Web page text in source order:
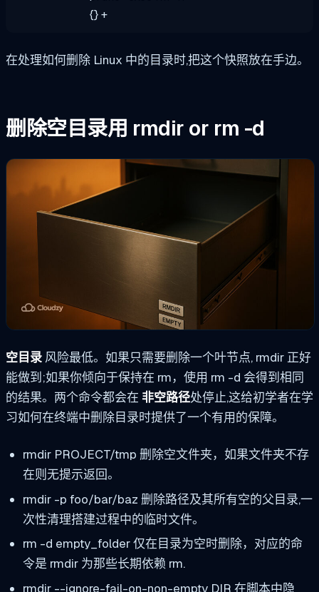
{} +
在处理如何删除 Linux 中的目录时,把这个快照放在手边。
删除空目录用 rmdir or rm -d
空目录 风险最低。如果只需要删除一个叶节点, rmdir 正好
能做到;如果你倾向于保持在 rm，使用 rm -d 会得到相同
的结果。两个命令都会在 非空路径处停止,这给初学者在学
习如何在终端中删除目录时提供了一个有用的保障。
rmdir PROJECT/tmp 删除空文件夹，如果文件夹不存
在则无提示返回。
rmdir -p foo/bar/baz 删除路径及其所有空的父目录,一
次性清理搭建过程中的临时文件。
rm -d empty_folder仅在目录为空时删除，对应的命
令是 rmdir为那些长期依赖 rm.
rmdir --ignore-fail-on-non-empty DIR 在脚本中隐